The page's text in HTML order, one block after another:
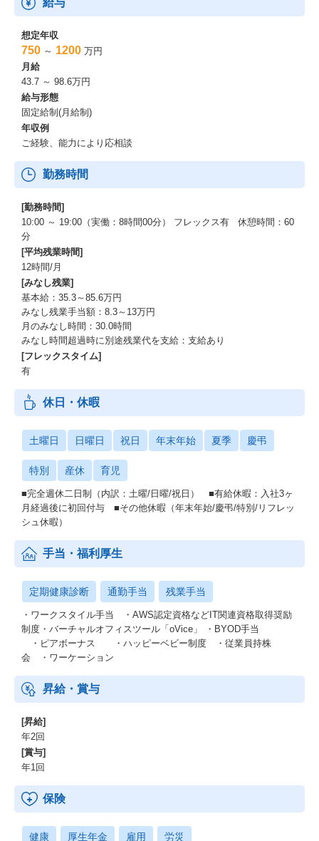
給与
想定年収
750 ～ 1200 万円
月給
43.7 ～ 98.6万円
給与形態
固定給制(月給制)
年収例
ご経験、能力により応相談
勤務時間
[勤務時間]
10:00 ～ 19:00（実働：8時間00分） フレックス有 休憩時間：60
分
[平均残業時間]
12時間/月
[みなし残業]
基本給：35.3～85.6万円
みなし残業手当額：8.3～13万円
月のみなし時間：30.0時間
みなし時間超過時に別途残業代を支給：支給あり
[フレックスタイム]
有
休日・休暇
土曜日 日曜日 祝日 年末年始 夏季 慶弔
特別 産休 育児
■完全週休二日制（内訳：土曜/日曜/祝日） ■有給休暇：入社3ヶ
月経過後に初回付与 ■その他休暇（年末年始/慶弔/特別/リフレッ
シュ休暇）
手当・福利厚生
定期健康診断 通勤手当 残業手当
・ワークスタイル手当 ・AWS認定資格などIT関連資格取得奨励
制度・バーチャルオフィスツール「oVice」 ・BYOD手当
・ピアボーナス ・ハッピーベビー制度 ・従業員持株
会 ・ワーケーション
昇給・賞与
[昇給]
年2回
[賞与]
年1回
保険
健康 厚生年金 雇用 労災